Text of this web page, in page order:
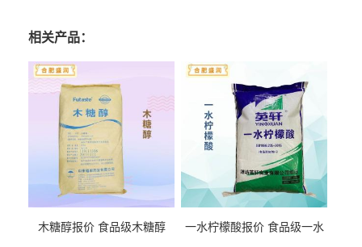
相关产品：
木糖醇报价 食品级木糖醇
一水柠檬酸报价 食品级一水